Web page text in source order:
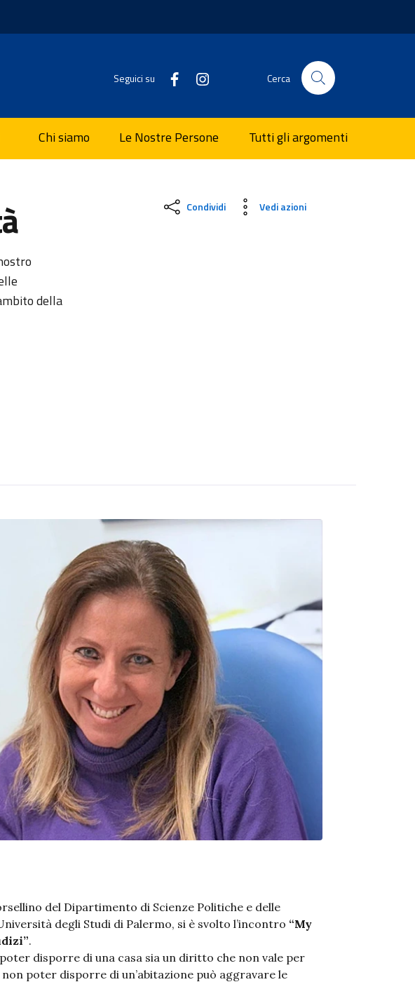
Seguici su Cerca
Chi siamo Le Nostre Persone Tutti gli argomenti
della
Condividi Vedi azioni
del Dipartimento di Scienze Politiche e delle
degli Studi di Palermo, si è svolto l’incontro “My
.
disporre di una casa sia un diritto che non vale per
poter disporre di un’abitazione può aggravare le